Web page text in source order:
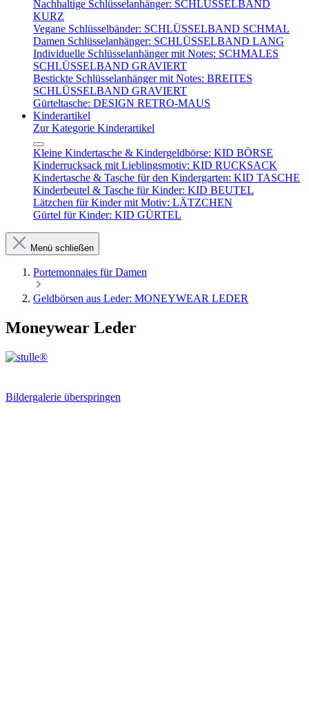
Nachhaltige Schlüsselanhänger: SCHLÜSSELBAND
KURZ
Vegane Schlüsselbänder: SCHLÜSSELBAND SCHMAL
Damen Schlüsselanhänger: SCHLÜSSELBAND LANG
Individuelle Schlüsselanhänger mit Notes: SCHMALES
SCHLÜSSELBAND GRAVIERT
Bestickte Schlüsselanhänger mit Notes: BREITES
SCHLÜSSELBAND GRAVIERT
Gürteltasche: DESIGN RETRO-MAUS
Kinderartikel
Zur Kategorie Kinderartikel
Kleine Kindertasche & Kindergeldbörse: KID BÖRSE
Kinderrucksack mit Lieblingsmotiv: KID RUCKSACK
Kindertasche & Tasche für den Kindergarten: KID TASCHE
Kinderbeutel & Tasche für Kinder: KID BEUTEL
Lätzchen für Kinder mit Motiv: LÄTZCHEN
Gürtel für Kinder: KID GÜRTEL
Menü schließen
Portemonnaies für Damen
Geldbörsen aus Leder: MONEYWEAR LEDER
Moneywear Leder
Bildergalerie überspringen